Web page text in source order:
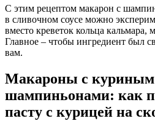
С этим рецептом макарон с
в сливочном соусе можно
вместо креветок кольца
Главное – чтобы ингредиент был
вам.
Макароны с
шампиньонами: как
пасту с курицей на